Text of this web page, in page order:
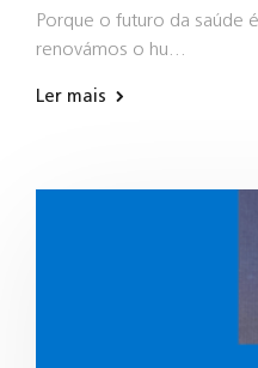
Porque o futuro da saúde
renovámos o hu…
Ler mais